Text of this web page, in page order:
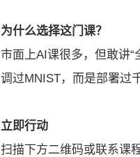
为什么选择这门课？
市面上AI课很多，但敢讲
调过MNIST，而是部署过
立即行动
扫描下方二维码或联系课